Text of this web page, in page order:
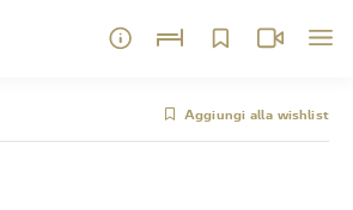
Aggiungi alla wishlist